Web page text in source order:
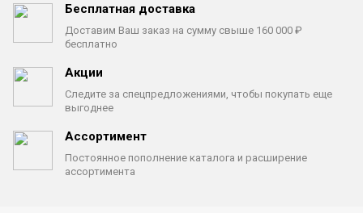
Бесплатная доставка
Доставим Ваш заказ на сумму свыше 160 000 ₽
бесплатно
Акции
Следите за спецпредложениями, чтобы покупать еще
выгоднее
Ассортимент
Постоянное пополнение каталога и расширение
ассортимента